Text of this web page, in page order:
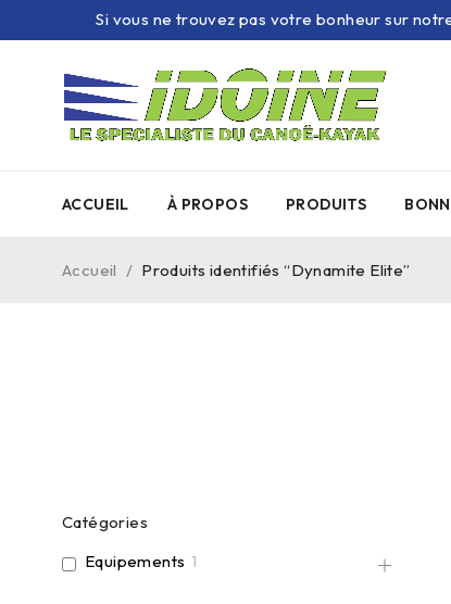
Si vous ne trouvez pas votre bonheur sur
ACCUEIL À PROPOS PRODUITS
Accueil / Produits identifiés “Dynamite Elite”
Catégories
Equipements 1